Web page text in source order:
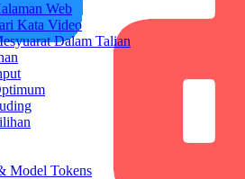
Web
Kata Video
Dalam Talian
Model Tokens